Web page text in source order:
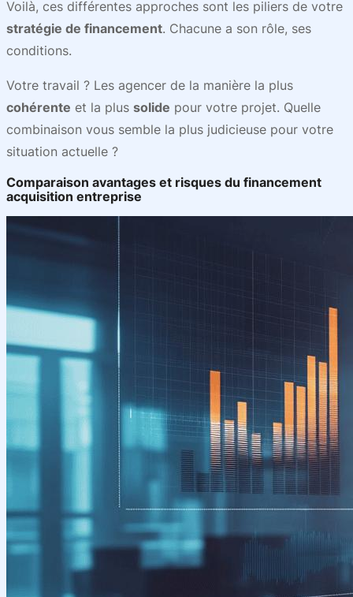
Voilà, ces différentes approches sont les piliers de votre
stratégie de financement. Chacune a son rôle, ses
conditions.
Votre travail ? Les agencer de la manière la plus
cohérente et la plus solide pour votre projet. Quelle
combinaison vous semble la plus judicieuse pour votre
situation actuelle ?
Comparaison avantages et risques du financement
acquisition entreprise